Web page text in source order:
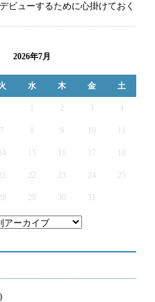
ビューするために心掛けておく
2026年7月
水 木 金 土
2 3 4
7 9
14 15 16 17
22 23 24 25
29 30 31